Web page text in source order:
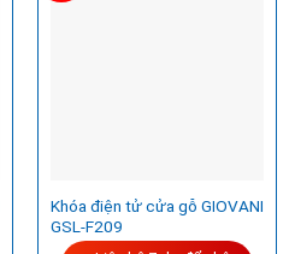
Khóa điện tử cửa gỗ GIOVANI
GSL-F209